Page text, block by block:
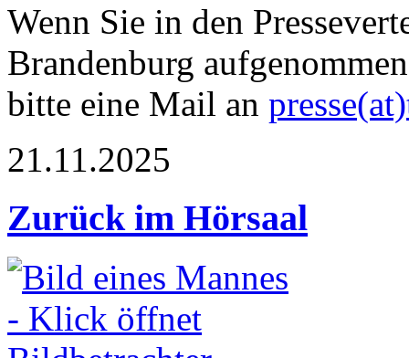
Wenn Sie in den
Brandenburg
bitte eine Mail an
21.11.2025
Zurück im Hörsaal